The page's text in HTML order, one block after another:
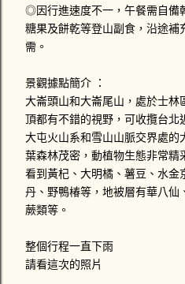
◎因行進速度不一，午餐需自備
糖果及餅乾等登山副食，沿途補
需。
景觀據點簡介 ：
大崙頭山和大崙尾山，處於士林
頂都有不錯的視野，可收攬台
大屯火山系和雪山山脈交界處的
葉森林茂密，動植物生態非常
看到黃杞、大明橘、薯豆、水金
丹、野鴨椿等，地被層有華八
蕨類等。
整個行程一直下雨
請看這次的照片